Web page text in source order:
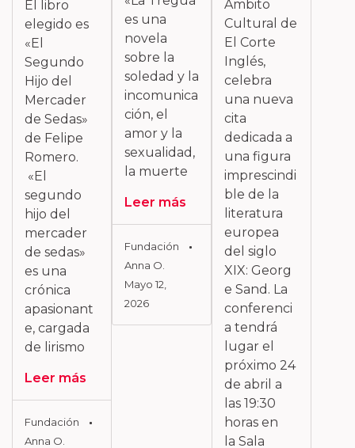
El libro
elegido es
«El
Segundo
Hijo del
Mercader
de Sedas»
de Felipe
Romero.
«El
segundo
hijo del
mercader
de sedas»
es una
crónica
apasionant
e, cargada
de lirismo
Leer más
Fundación
Anna O.
es una
novela
sobre la
soledad y la
incomunica
ción, el
amor y la
sexualidad,
la muerte
Leer más
Fundación
Anna O.
Mayo 12,
2026
Ámbito
Cultural de
El Corte
Inglés,
celebra
una nueva
cita
dedicada a
una figura
imprescindi
ble de la
literatura
europea
del siglo
XIX: Georg
e Sand. La
conferenci
a tendrá
lugar el
próximo 24
de abril a
las 19:30
horas en
la Sala